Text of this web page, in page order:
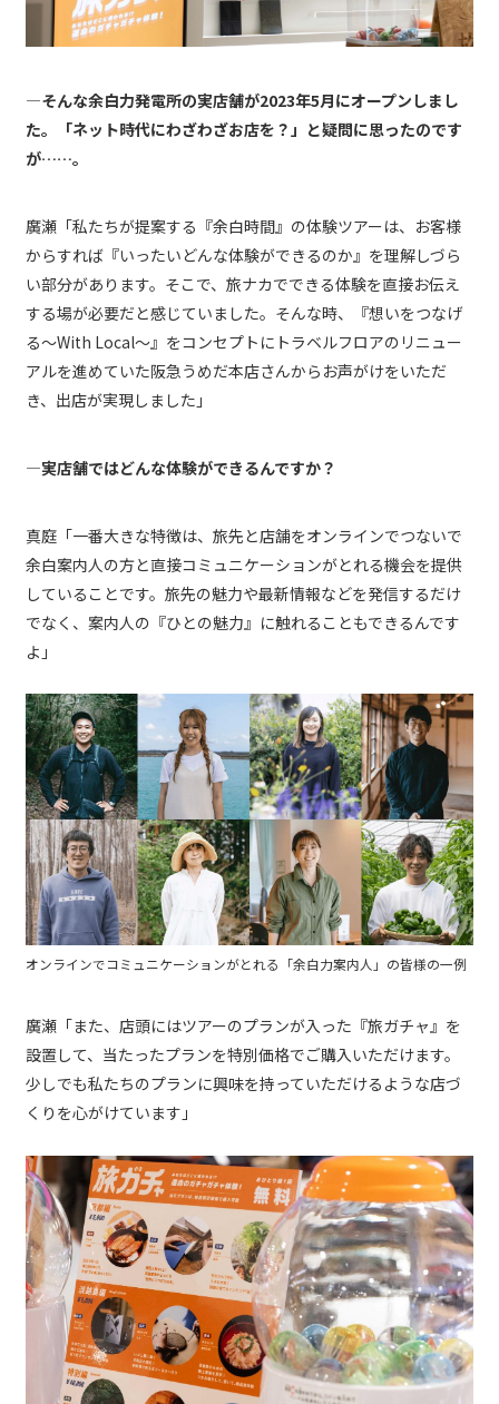
―そんな余白力発電所の実店舗が2023年5月にオープンしまし
た。「ネット時代にわざわざお店を？」と疑問に思ったのです
が……。
廣瀬「私たちが提案する『余白時間』の体験ツアーは、お客様
からすれば『いったいどんな体験ができるのか』を理解しづら
い部分があります。そこで、旅ナカでできる体験を直接お伝え
する場が必要だと感じていました。そんな時、『想いをつなげ
る～With Local～』をコンセプトにトラベルフロアのリニュー
アルを進めていた阪急うめだ本店さんからお声がけをいただ
き、出店が実現しました」
―実店舗ではどんな体験ができるんですか？
真庭「一番大きな特徴は、旅先と店舗をオンラインでつないで
余白案内人の方と直接コミュニケーションがとれる機会を提供
していることです。旅先の魅力や最新情報などを発信するだけ
でなく、案内人の『ひとの魅力』に触れることもできるんです
よ」
オンラインでコミュニケーションがとれる「余白力案内人」の皆様の一例
廣瀬「また、店頭にはツアーのプランが入った『旅ガチャ』を
設置して、当たったプランを特別価格でご購入いただけます。
少しでも私たちのプランに興味を持っていただけるような店づ
くりを心がけています」